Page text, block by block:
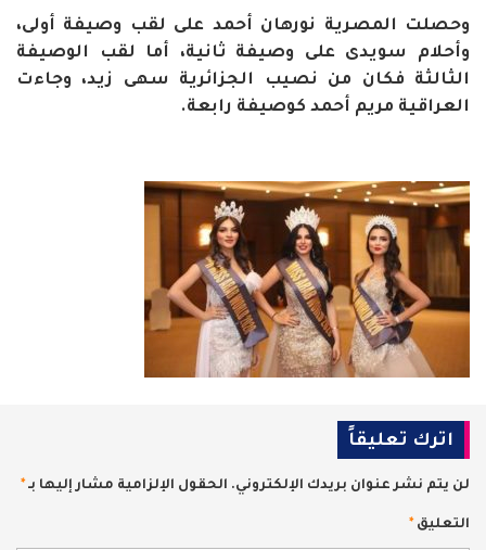
وحصلت المصرية نورهان أحمد على لقب وصيفة أولى،
وأحلام سويدى على وصيفة ثانية، أما لقب الوصيفة
الثالثة فكان من نصيب الجزائرية سهى زيد، وجاءت
العراقية مريم أحمد كوصيفة رابعة.
اترك تعليقاً
لن يتم نشر عنوان بريدك الإلكتروني. الحقول الإلزامية مشار إليها بـ*
التعليق*